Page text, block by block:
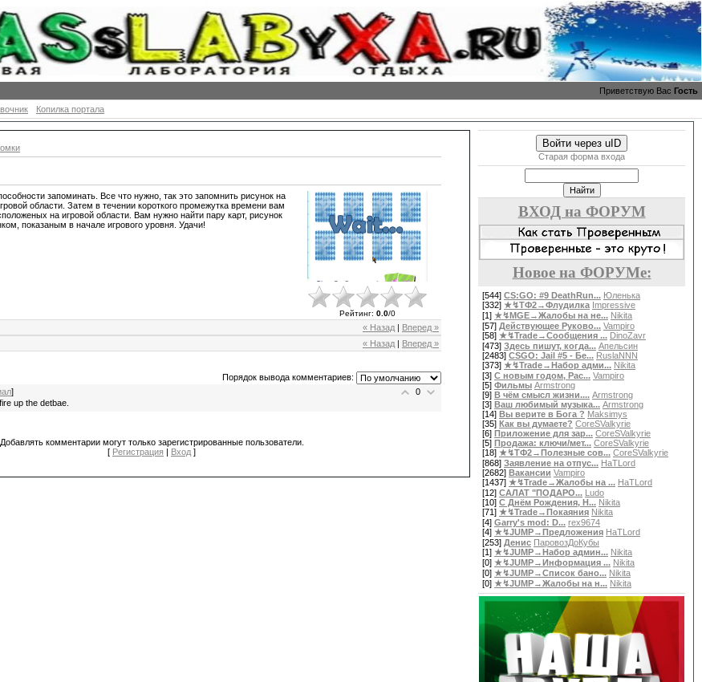
Приветствую Вас Гость
Копилка портала
запоминать. Все что нужно, так это запомнить рисунок на
области. Затем в течении короткого промежутка времени вам
на игровой области. Вам нужно найти пару карт, рисунок
показаным в начале игрового уровня. Удачи!
Рейтинг: 0.0/0
« Назад Вперед »
« Назад
Вперед »
Порядок вывода комментариев:
0
]
up the detbae.
Добавлять комментарии могут только зарегистрированные пользователи.
[ Регистрация Вход ]
Войти через uID
Старая форма входа
ВХОД на ФОРУМ
Новое на ФОРУМе:
[544] CS:GO: #9 DeathRun... Юленька
[332] ★↯ТФ2→Флудилка Impressive
[1] ★↯MGE→Жалобы на не... Nikita
[57] Действующее Руково... Vampiro
[58] ★↯Trade→Сообщения ... DinoZavr
[473] Здесь пишут, когда... Апельсин
[2483] CSGO: Jail #5 - Бе... RuslaNNN
[373] ★↯Trade→Набор адми... Nikita
[3] С новым годом, Рас... Vampiro
[5] Фильмы Armstrong
[9] В чём смысл жизни.... Armstrong
[3] Ваш любимый музыка... Armstrong
[14] Вы верите в Бога ? Maksimys
[35] Как вы думаете? CoreSValkyrie
[6] Приложение для зар... CoreSValkyrie
[5] Продажа: ключи/мет... CoreSValkyrie
[18] ★↯ТФ2→Полезные сов... CoreSValkyrie
[868] Заявление на отпус... HaTLord
[2682] Вакансии Vampiro
[1437] ★↯Trade→Жалобы на ... HaTLord
[12] САЛАТ "ПОДАРО... Ludo
[10] С Днём Рождения, Н... Nikita
[71] ★↯Trade→Покаяния Nikita
[4] Garry's mod: D... rex9674
[4] ★↯JUMP→Предложения HaTLord
[253] Денис ПаровозДоКубы
[1] ★↯JUMP→Набор админ... Nikita
[0] ★↯JUMP→Информация ... Nikita
[0] ★↯JUMP→Список бано... Nikita
[0] ★↯JUMP→Жалобы на н... Nikita